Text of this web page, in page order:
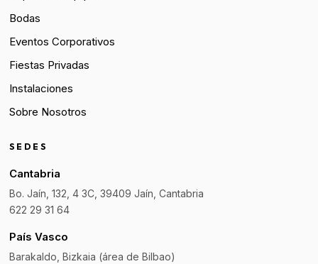
Bodas
Eventos Corporativos
Fiestas Privadas
Instalaciones
Sobre Nosotros
SEDES
Cantabria
Bo. Jaín, 132, 4 3C, 39409 Jaín, Cantabria
622 29 31 64
País Vasco
Barakaldo, Bizkaia (área de Bilbao)